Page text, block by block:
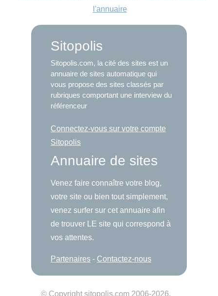
l'annuaire
Sitopolis
Sitopolis.com, la cité des sites est un
annuaire de sites automatique qui
vous propose des sites classés par
rubriques comportant une interview du
référenceur
Connectez-vous sur votre compte
Sitopolis
Annuaire de sites
Venez faire connaître votre blog,
votre site ou bien tout simplement,
venez surfer sur cet annuaire afin
de trouver LE site qui correspond à
vos attentes.
Partenaires - Contactez-nous
© Copyright sitopolis.com 2006-2026.